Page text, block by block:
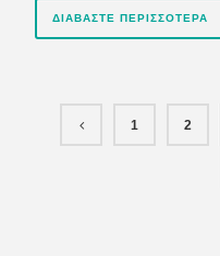
ΔΙΑΒΆΣΤΕ ΠΕΡΙΣΣΌΤΕΡΑ
1 2